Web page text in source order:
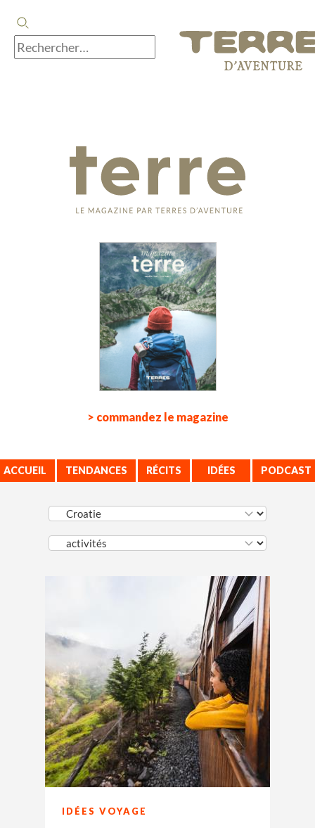
> commandez le magazine
ACCUEIL TENDANCES RÉCITS
IDÉES
PODCAST
IDÉES VOYAGE